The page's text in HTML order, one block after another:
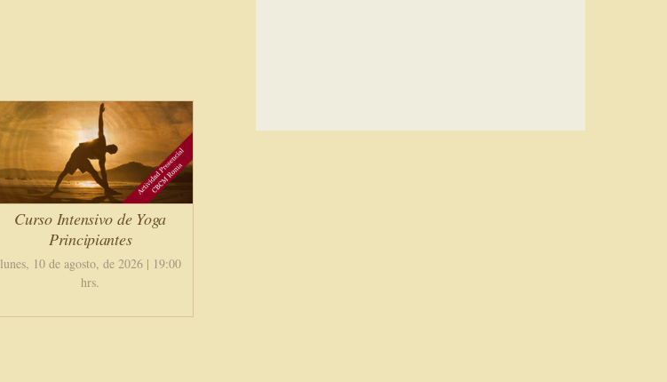
Curso Intensivo de Yoga
Principiantes
lunes, 10 de agosto, de 2026 | 19:00
hrs.